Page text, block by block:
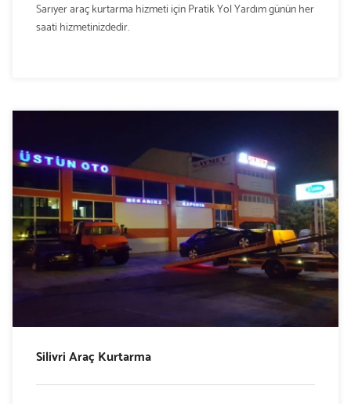
Sarıyer araç kurtarma hizmeti için Pratik Yol Yardım günün her
saati hizmetinizdedir.
Silivri Araç Kurtarma